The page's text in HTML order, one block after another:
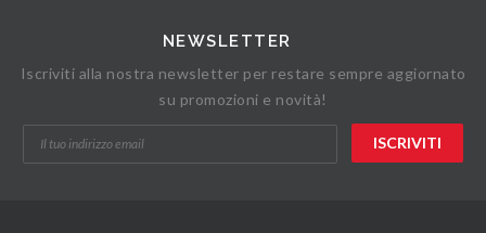
NEWSLETTER
Iscriviti alla nostra newsletter per restare sempre aggiornato
su promozioni e novità!